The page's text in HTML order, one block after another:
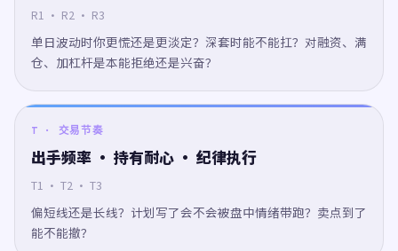
R1 · R2 · R3
单日波动时你更慌还是更淡定？深套时能不能扛？对融资、满
仓、加杠杆是本能拒绝还是兴奋？
T · 交易节奏
出手频率 · 持有耐心 · 纪律执行
T1 · T2 · T3
偏短线还是长线？计划写了会不会被盘中情绪带跑？卖点到了
能不能撤？